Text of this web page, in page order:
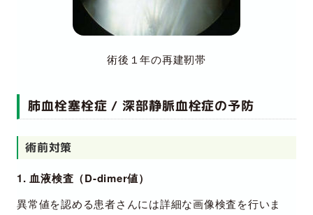
術後１年の再建靭帯
肺血栓塞栓症 / 深部静脈血栓症の予防
術前対策
1. 血液検査（D-dimer値）
異常値を認める患者さんには詳細な画像検査を行いま